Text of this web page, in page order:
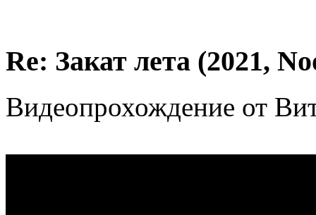
Re: Закат лета (2021,
Видеопрохождение от